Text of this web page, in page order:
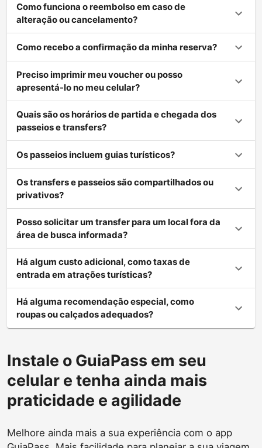
Como funciona o reembolso em caso de
alteração ou cancelamento?
Como recebo a confirmação da minha reserva?
Preciso imprimir meu voucher ou posso
apresentá-lo no meu celular?
Quais são os horários de partida e chegada dos
passeios e transfers?
Os passeios incluem guias turísticos?
Os transfers e passeios são compartilhados ou
privativos?
Posso solicitar um transfer para um local fora da
área de busca informada?
Há algum custo adicional, como taxas de
entrada em atrações turísticas?
Há alguma recomendação especial, como
roupas ou calçados adequados?
Instale o GuiaPass em seu
celular e tenha ainda mais
praticidade e agilidade
Melhore ainda mais a sua experiência com o app